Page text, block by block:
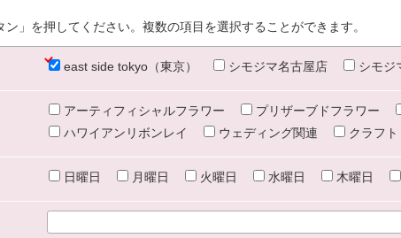
」を押してください。複数の項目を選択することができます。
east side tokyo（東京） シモジマ名古屋店 シモジ
アーティフィシャルフラワー プリザーブドフラワー
ハワイアンリボンレイ
ウェディング関連 クラフト
日曜日 月曜日 火曜日 水曜日 木曜日